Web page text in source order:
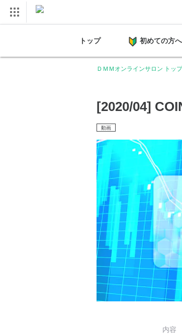
トップ 初めての方へ
ＤＭＭオンラインサロン トップ
[2020/04]
動画
内容